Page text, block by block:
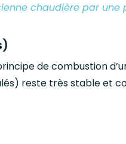
chaudière par
de combustion
reste très stable et